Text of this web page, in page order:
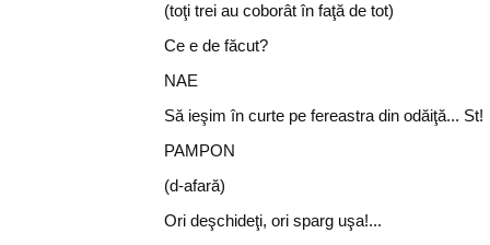
(toţi trei au coborât în faţă de tot)
Ce e de făcut?
NAE
Să ieşim în curte pe fereastra din odăiţă... St!
PAMPON
(d-afară)
Ori deşchideţi, ori sparg uşa!...